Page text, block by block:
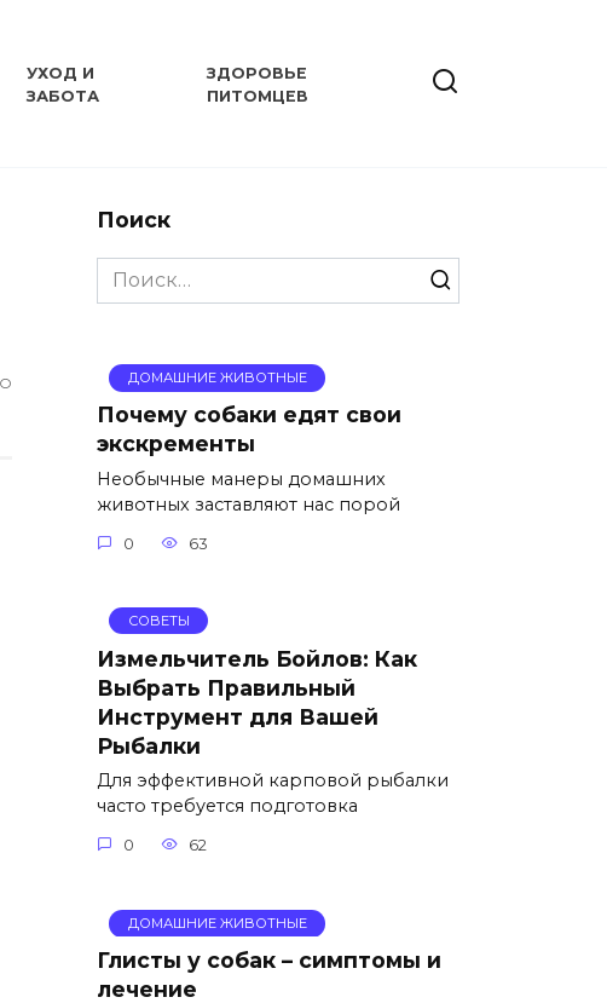
УХОД И
ЗАБОТА
ЗДОРОВЬЕ
ПИТОМЦЕВ
Поиск
Search
for:
ДОМАШНИЕ ЖИВОТНЫЕ
Почему собаки едят свои
экскременты
Необычные манеры домашних
животных заставляют нас порой
0 63
СОВЕТЫ
Измельчитель Бойлов: Как
Выбрать Правильный
Инструмент для Вашей
Рыбалки
Для эффективной карповой рыбалки
часто требуется подготовка
0 62
ДОМАШНИЕ ЖИВОТНЫЕ
Глисты у собак – симптомы и
лечение